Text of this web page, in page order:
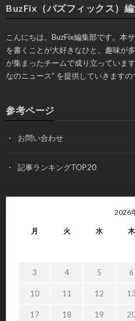
BuzFix（バズフィックス）
こんにちは。BuzFix編集部です。本
を書くことが大好きなひと、趣味が
が集まったチームで成り立っていま
なのニュース” を提供していきます
参考ページ
お問い合わせ
記事ランキングTOP20
2026
月 火 水 木
3 4 5 6
10 11 12 13
17 18 19